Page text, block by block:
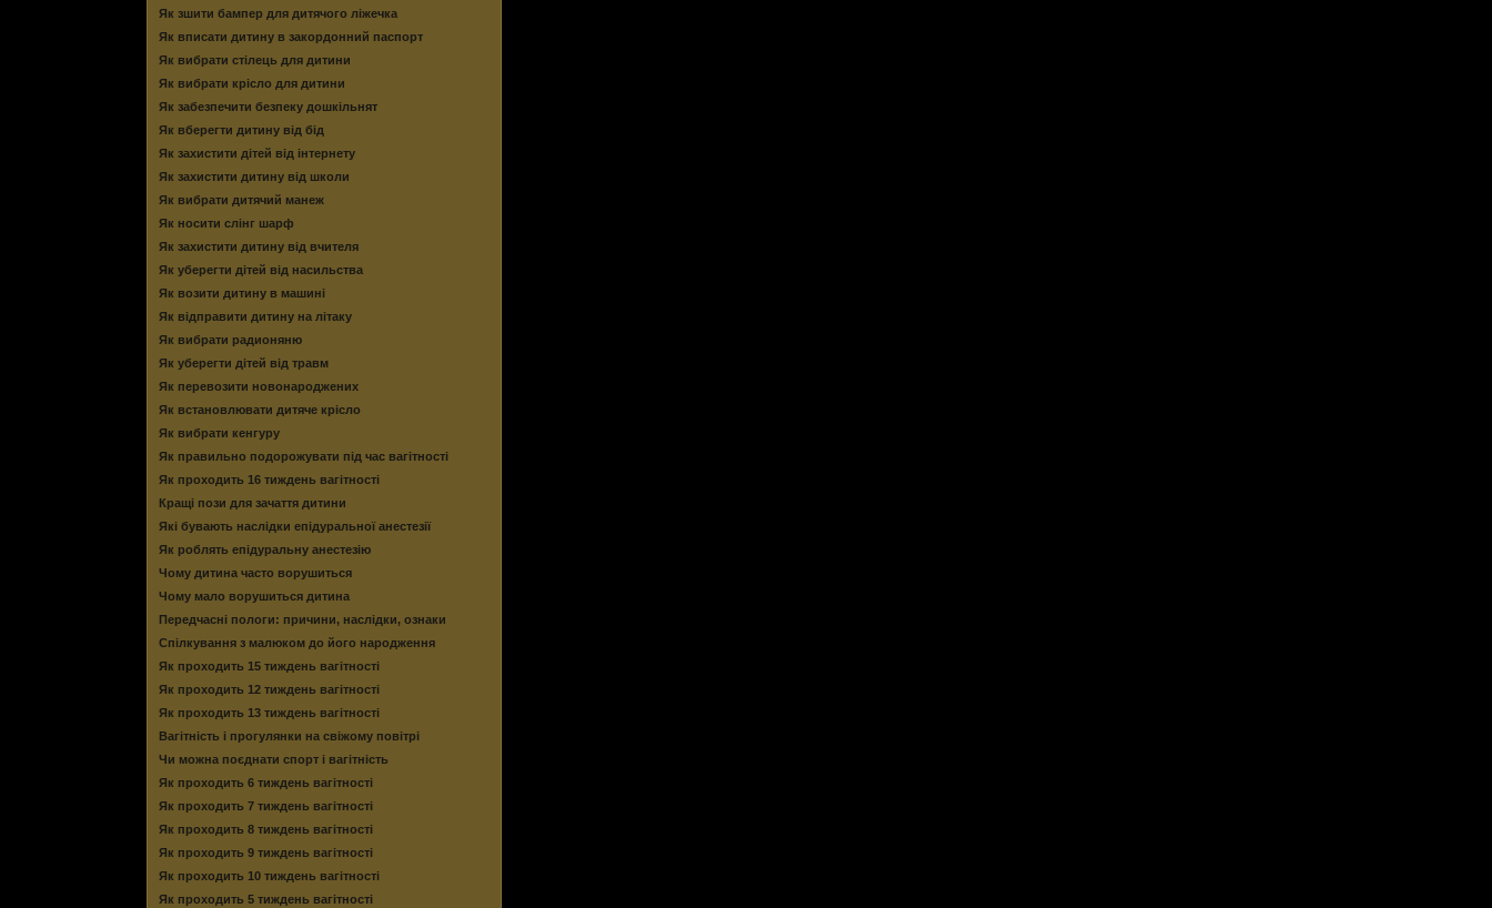
Як зшити бампер для дитячого ліжечка
Як вписати дитину в закордонний паспорт
Як вибрати стілець для дитини
Як вибрати крісло для дитини
Як забезпечити безпеку дошкільнят
Як вберегти дитину від бід
Як захистити дітей від інтернету
Як захистити дитину від школи
Як вибрати дитячий манеж
Як носити слінг шарф
Як захистити дитину від вчителя
Як уберегти дітей від насильства
Як возити дитину в машині
Як відправити дитину на літаку
Як вибрати радионяню
Як уберегти дітей від травм
Як перевозити новонароджених
Як встановлювати дитяче крісло
Як вибрати кенгуру
Як правильно подорожувати під час вагітності
Як проходить 16 тиждень вагітності
Кращі пози для зачаття дитини
Які бувають наслідки епідуральної анестезії
Як роблять епідуральну анестезію
Чому дитина часто ворушиться
Чому мало ворушиться дитина
Передчасні пологи: причини, наслідки, ознаки
Спілкування з малюком до його народження
Як проходить 15 тиждень вагітності
Як проходить 12 тиждень вагітності
Як проходить 13 тиждень вагітності
Вагітність і прогулянки на свіжому повітрі
Чи можна поєднати спорт і вагітність
Як проходить 6 тиждень вагітності
Як проходить 7 тиждень вагітності
Як проходить 8 тиждень вагітності
Як проходить 9 тиждень вагітності
Як проходить 10 тиждень вагітності
Як проходить 5 тиждень вагітності